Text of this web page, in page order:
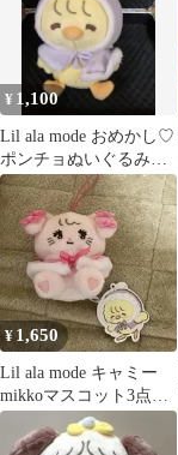
¥ 1,100
Lil ala mode おめかし♡
ポンチョぬいぐるみ
パフ
¥ 1,650
Lil ala mode キャミー
mikkoマスコット3点セ
ット